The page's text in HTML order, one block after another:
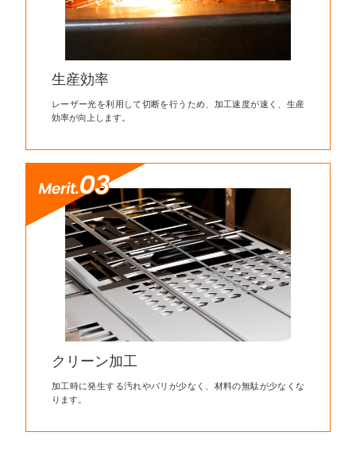
生産効率
レーザー光を利用して切断を行うため、加工速度が速く、生産
効率が向上します。
クリーン加工
加工時に発生する汚れやバリが少なく、材料の無駄が少なくな
ります。